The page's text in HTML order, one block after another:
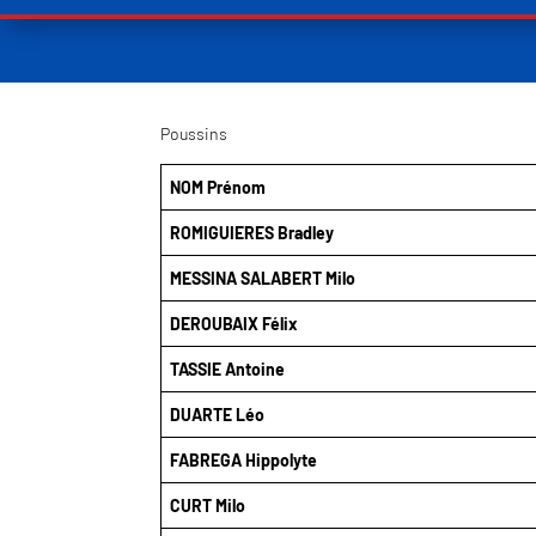
Poussins
NOM Prénom
ROMIGUIERES Bradley
MESSINA SALABERT Milo
DEROUBAIX Félix
TASSIE Antoine
DUARTE Léo
FABREGA Hippolyte
CURT Milo